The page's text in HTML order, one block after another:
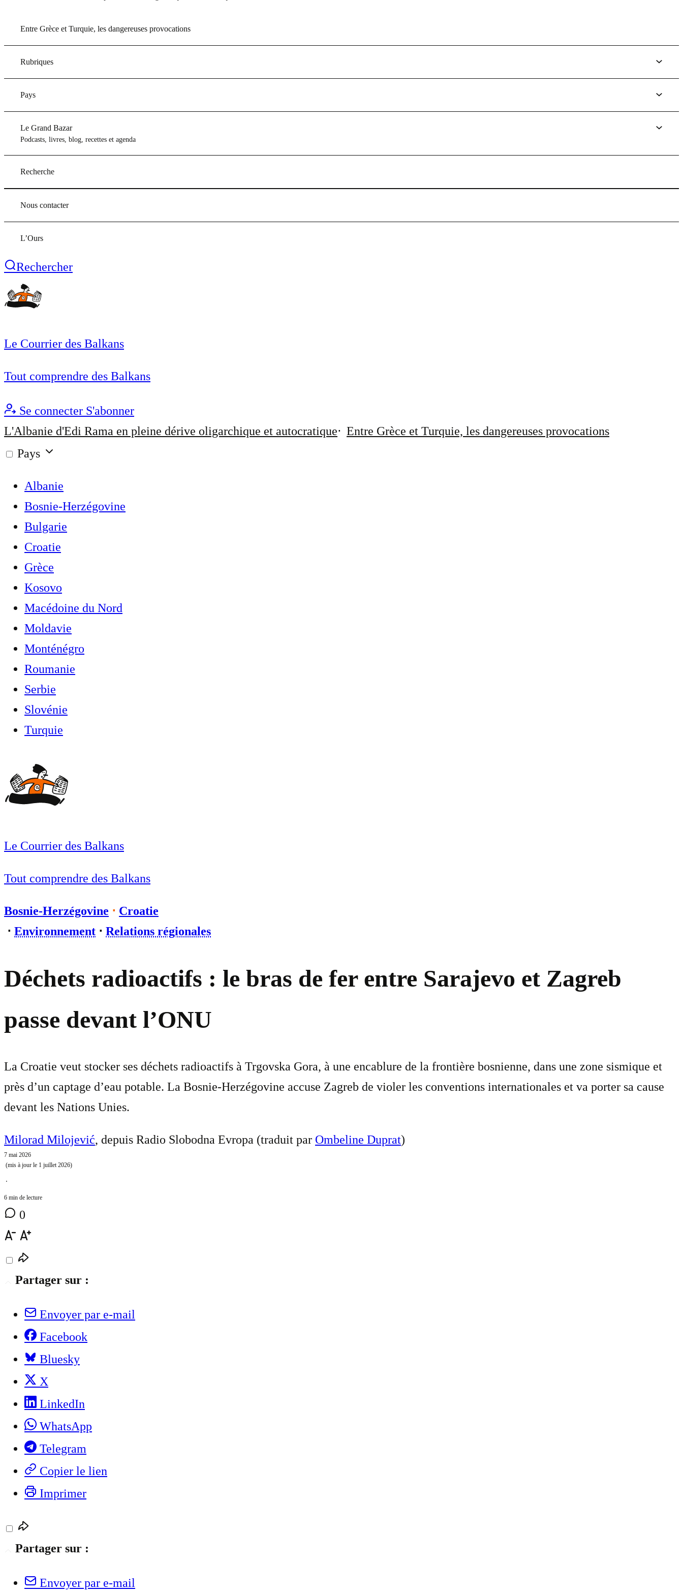
Entre Grèce et Turquie, les dangereuses provocations
Rubriques
Pays
Le Grand Bazar
Podcasts, livres, blog, recettes et agenda
Recherche
Nous contacter
L’Ours
Rechercher
Le Courrier des Balkans
Tout comprendre des Balkans
Se connecter S'abonner
L'Albanie d'Edi Rama en pleine dérive oligarchique et autocratique
Entre Grèce et Turquie, les dangereuses provocations
Pays
Albanie
Bosnie-Herzégovine
Bulgarie
Croatie
Grèce
Kosovo
Macédoine du Nord
Moldavie
Monténégro
Roumanie
Serbie
Slovénie
Turquie
Le Courrier des Balkans
Tout comprendre des Balkans
Bosnie-Herzégovine ⋅ Croatie
⋅ Environnement ⋅ Relations régionales
Déchets radioactifs : le bras de fer entre Sarajevo et Zagreb
passe devant l’ONU
La Croatie veut stocker ses déchets radioactifs à Trgovska Gora, à une encablure de la frontière bosnienne, dans une zone sismique et
près d’un captage d’eau potable. La Bosnie-Herzégovine accuse Zagreb de violer les conventions internationales et va porter sa cause
devant les Nations Unies.
Milorad Milojević, depuis Radio Slobodna Evropa (traduit par Ombeline Duprat)
7 mai 2026
(mis à jour le 1 juillet 2026)
⋅
6 min de lecture
0
Partager sur :
Envoyer par e-mail
Facebook
Bluesky
X
LinkedIn
WhatsApp
Telegram
Copier le lien
Imprimer
Partager sur :
Envoyer par e-mail